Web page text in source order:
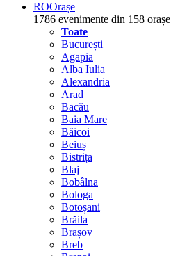
ROOrașe
1786 evenimente din 158 orașe
Toate
București
Agapia
Alba Iulia
Alexandria
Arad
Bacău
Baia Mare
Băicoi
Beiuș
Bistrița
Blaj
Bobâlna
Bologa
Botoșani
Brăila
Brașov
Breb